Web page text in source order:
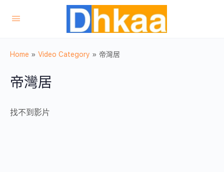
Home » Video Category » 帝灣居
帝灣居
找不到影片